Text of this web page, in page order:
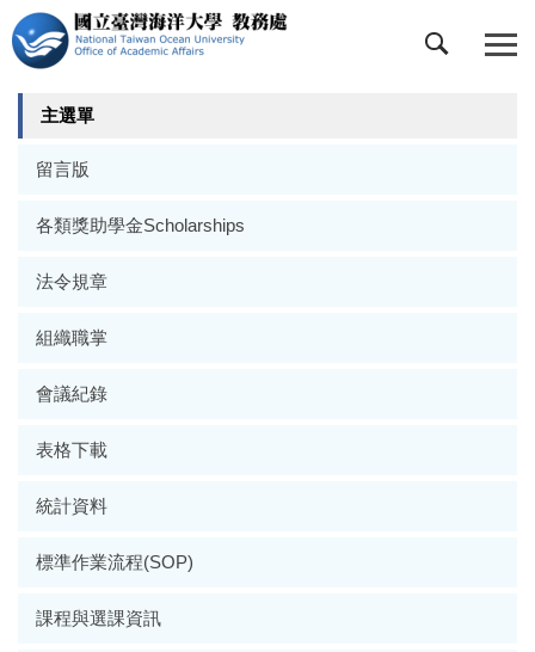
跳
到
主
要
主選單
留言版
各類獎助學金Scholarships
法令規章
組織職掌
會議紀錄
表格下載
統計資料
標準作業流程(SOP)
課程與選課資訊